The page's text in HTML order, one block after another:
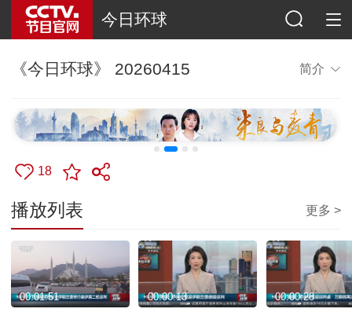
今日环球
《今日环球》 20260415 简介
18
播放列表 更多 >
00:01:51 00:00:13 00:00:28